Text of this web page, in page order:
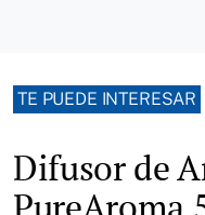
TE PUEDE INTERESAR
Difusor de